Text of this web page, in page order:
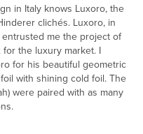
in Italy knows Luxoro, the
clichés. Luxoro, in
me the project of
the luxury market. I
for his beautiful geometric
with shining cold foil. The
were paired with as many